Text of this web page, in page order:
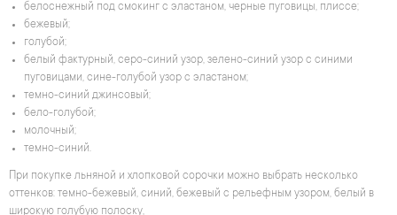
белоснежный под смокинг с эластаном, черные пуговицы, плиссе;
бежевый;
голубой;
белый фактурный, серо-синий узор, зелено-синий узор с синими
пуговицами, сине-голубой узор с эластаном;
темно-синий джинсовый;
бело-голубой;
молочный;
темно-синий.
При покупке льняной и хлопковой сорочки можно выбрать несколько
оттенков: темно-бежевый, синий, бежевый с рельефным узором, белый в
широкую голубую полоску,